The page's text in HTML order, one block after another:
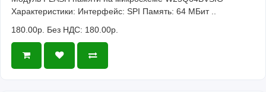
Характеристики: Интерфейс: SPI Память: 64 МБит ..
180.00р. Без НДС: 180.00р.